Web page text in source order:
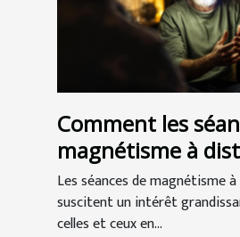
Comment les
magnétisme à
peuvent
bien-être
Les séances de magnétisme
suscitent un intérêt
celles et ceux en...